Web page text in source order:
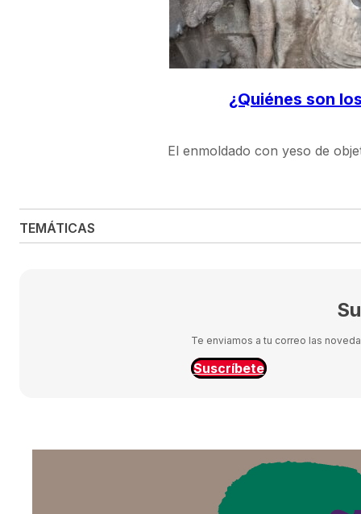
¿Quiénes son
El enmoldado con yeso de
TEMÁTICAS
Te enviamos a tu correo las
Suscríbete